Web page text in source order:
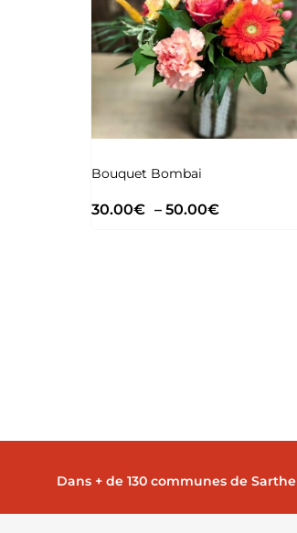
Bouquet Bombai
30.00€ – 50.00€
Dans + de 130 communes de Sarthe